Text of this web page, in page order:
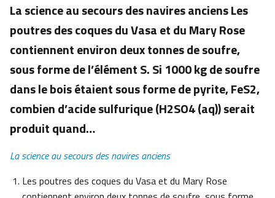
La science au secours des navires anciens Les
poutres des coques du Vasa et du Mary Rose
contiennent environ deux tonnes de soufre,
sous forme de l’élément S. Si 1000 kg de soufre
dans le bois étaient sous forme de pyrite, FeS2,
combien d’acide sulfurique (H2SO4 (aq)) serait
produit quand…
La science au secours des navires anciens
Les poutres des coques du Vasa et du Mary Rose